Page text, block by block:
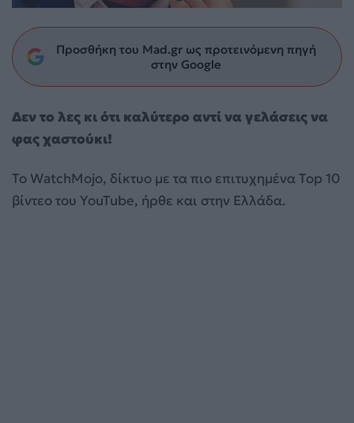
Προσθήκη του Mad.gr ως προτεινόμενη πηγή
στην Google
Δεν το λες κι ότι καλύτερο αντί να γελάσεις να
φας χαστούκι!
Το WatchMojo, δίκτυο με τα πιο επιτυχημένα Top 10
βίντεο του YouTube, ήρθε και στην Ελλάδα.